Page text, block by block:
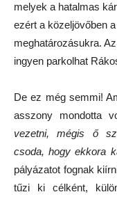
melyek a hatalmas
ezért a közeljövőben
meghatározásukra.
ingyen parkolhat
De ez még semmi!
asszony mondotta
vezetni, mégis ő
csoda, hogy ekkora
pályázatot fognak
tűzi ki célként,